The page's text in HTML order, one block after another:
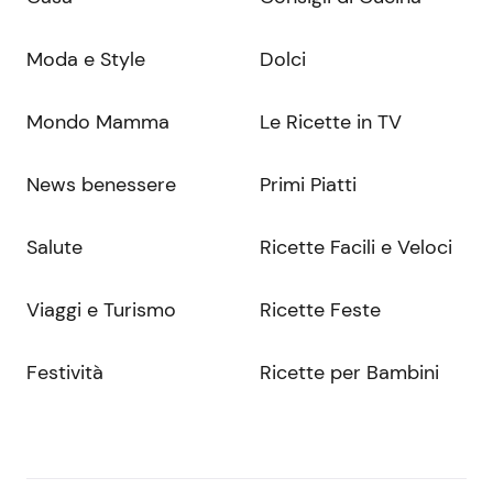
Moda e Style
Mondo Mamma
News benessere
Salute
Viaggi e Turismo
Festività
Dolci
Le Ricette in TV
Primi Piatti
Ricette Facili e Veloci
Ricette Feste
Ricette per Bambini